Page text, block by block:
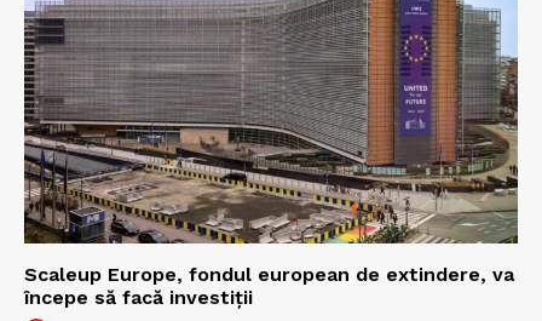
Scaleup Europe, fondul european de extindere, va
începe să facă investiții